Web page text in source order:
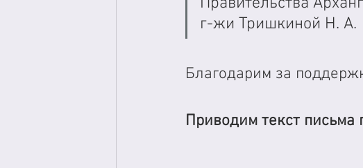
г-жи Тришкиной Н. А.
Благодарим за
Приводим текст письма